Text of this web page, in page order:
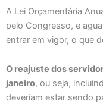
A Lei Orçamentária
pelo Congresso, e
entrar em vigor, o que
O reajuste dos
janeiro, ou seja,
deveriam estar sendo